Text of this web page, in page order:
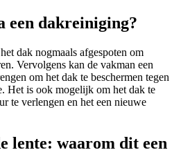
een dakreiniging?
dak nogmaals afgespoten om
Vervolgens kan de vakman een
om het dak te beschermen tegen
Het is ook mogelijk om het dak te
te verlengen en het een nieuwe
lente: waarom dit een